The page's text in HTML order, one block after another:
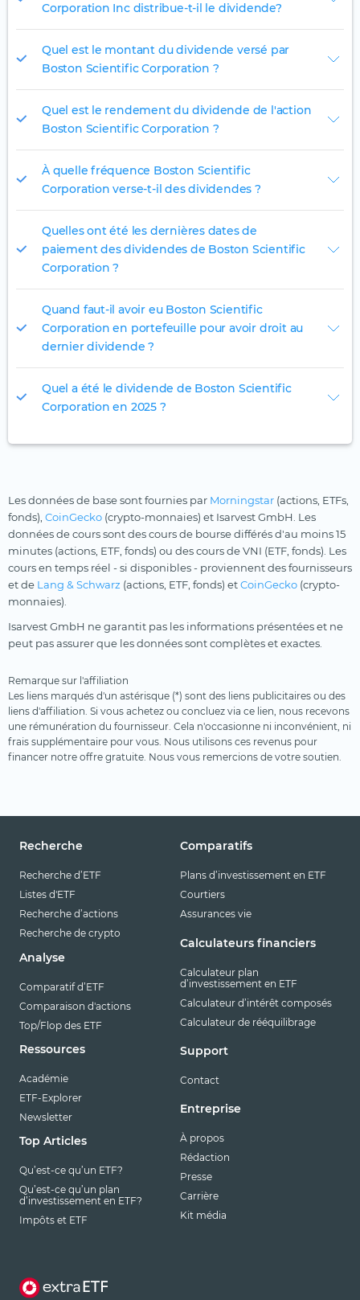
Corporation Inc distribue-t-il le dividende?
Quel est le montant du dividende versé par
Boston Scientific Corporation ?
Quel est le rendement du dividende de l'action
Boston Scientific Corporation ?
À quelle fréquence Boston Scientific
Corporation verse-t-il des dividendes ?
Quelles ont été les dernières dates de
paiement des dividendes de Boston Scientific
Corporation ?
Quand faut-il avoir eu Boston Scientific
Corporation en portefeuille pour avoir droit au
dernier dividende ?
Quel a été le dividende de Boston Scientific
Corporation en 2025 ?
Les données de base sont fournies par Morningstar (actions, ETFs,
fonds), CoinGecko (crypto-monnaies) et Isarvest GmbH. Les
données de cours sont des cours de bourse différés d'au moins 15
minutes (actions, ETF, fonds) ou des cours de VNI (ETF, fonds). Les
cours en temps réel - si disponibles - proviennent des fournisseurs
et de Lang & Schwarz (actions, ETF, fonds) etCoinGecko (crypto-
monnaies).
Isarvest GmbH ne garantit pas les informations présentées et ne
peut pas assurer que les données sont complètes et exactes.
Remarque sur l'affiliation
Les liens marqués d'un astérisque (*) sont des liens publicitaires ou des
liens d'affiliation. Si vous achetez ou concluez via ce lien, nous recevons
une rémunération du fournisseur. Cela n'occasionne ni inconvénient, ni
frais supplémentaire pour vous. Nous utilisons ces revenus pour
financer notre offre gratuite. Nous vous remercions de votre soutien.
Recherche
Recherche d’ETF
Listes d'ETF
Recherche d’actions
Recherche de crypto
Analyse
Comparatif d’ETF
Comparaison d'actions
Top/Flop des ETF
Ressources
Académie
ETF-Explorer
Newsletter
Top Articles
Qu’est-ce qu’un ETF?
Qu’est-ce qu’un plan
d’investissement en ETF?
Impôts et ETF
Comparatifs
Plans d’investissement en ETF
Courtiers
Assurances vie
Calculateurs financiers
Calculateur plan
d’investissement en ETF
Calculateur d’intérêt composés
Calculateur de rééquilibrage
Support
Contact
Entreprise
À propos
Rédaction
Presse
Carrière
Kit média